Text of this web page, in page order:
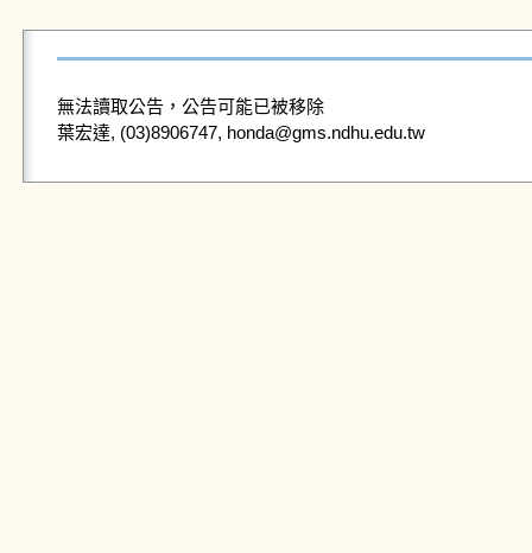
無法讀取公告，公告可能已被移除
葉宏達, (03)8906747, honda@gms.ndhu.edu.tw